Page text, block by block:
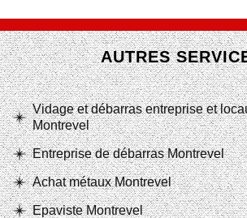
AUTRES
Vidage et débarras entreprise et
Montrevel
Entreprise de débarras Montrevel
Achat métaux Montrevel
Epaviste Montrevel